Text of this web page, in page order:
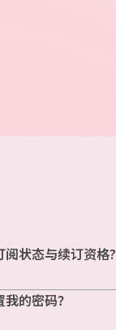
状态与续订资格?
的密码？